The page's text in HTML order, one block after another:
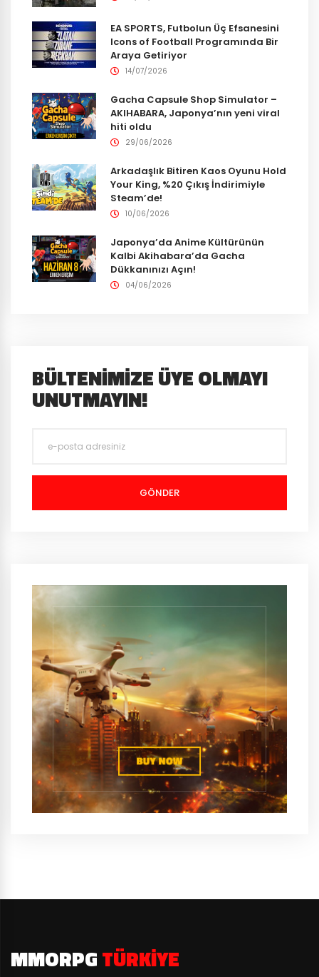
EA SPORTS, Futbolun Üç Efsanesini
Icons of Football Programında Bir
Araya Getiriyor
14/07/2026
Gacha Capsule Shop Simulator –
AKIHABARA, Japonya’nın yeni viral
hiti oldu
29/06/2026
Arkadaşlık Bitiren Kaos Oyunu Hold
Your King, %20 Çıkış İndirimiyle
Steam’de!
10/06/2026
Japonya’da Anime Kültürünün
Kalbi Akihabara’da Gacha
Dükkanınızı Açın!
04/06/2026
BÜLTENIMIZE ÜYE OLMAYI
UNUTMAYIN!
MMORPGTÜRKIYE